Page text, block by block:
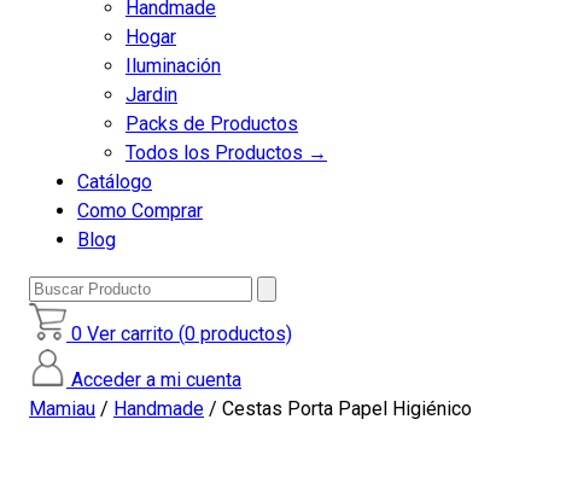
Handmade
Hogar
Iluminación
Jardin
Packs de Productos
Todos los Productos →
Catálogo
Como Comprar
Blog
Buscar
Producto
0 Ver carrito (0 productos)
Acceder a mi cuenta
Mamiau / Handmade / Cestas Porta Papel Higiénico